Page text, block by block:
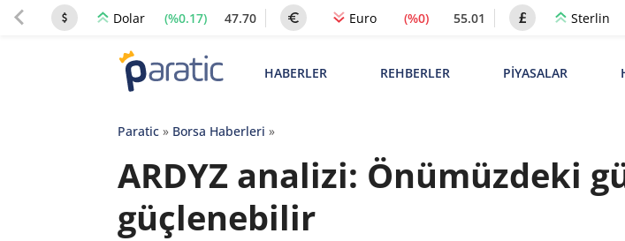
Dolar (%0.17) 47.70 Euro (%0) 55.01 Sterlin
HABERLER REHBERLER PİYASALAR
Paratic» Borsa Haberleri »
ARDYZ analizi: Önümüzdeki
güçlenebilir